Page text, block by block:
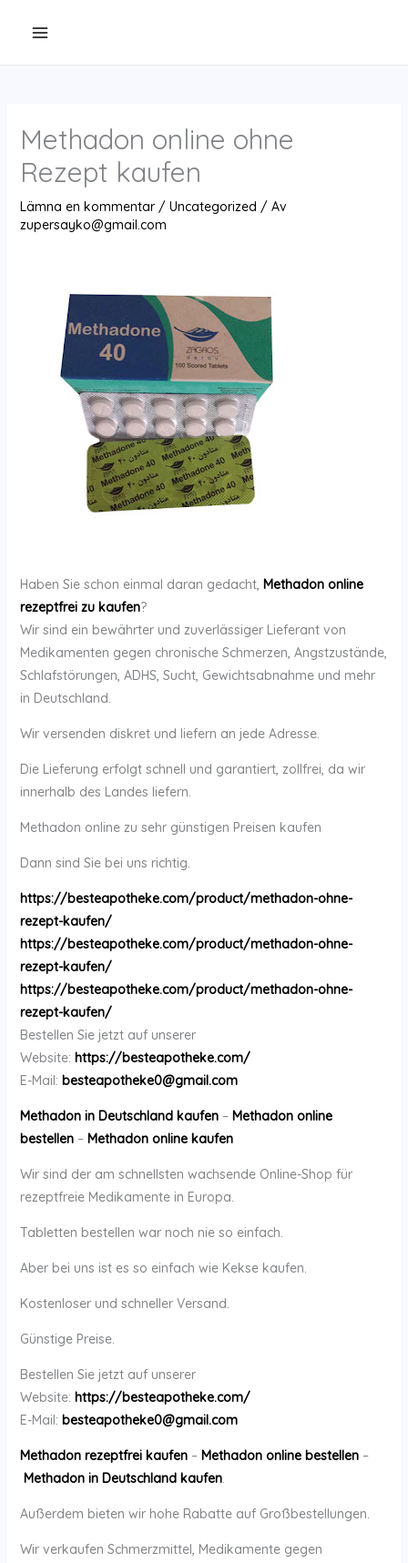
Methadon online ohne
Rezept kaufen
Lämna en kommentar / Uncategorized / Av
zupersayko@gmail.com
Haben Sie schon einmal daran gedacht, Methadon online
rezeptfrei zu kaufen?
Wir sind ein bewährter und zuverlässiger Lieferant von
Medikamenten gegen chronische Schmerzen, Angstzustände,
Schlafstörungen, ADHS, Sucht, Gewichtsabnahme und mehr
in Deutschland.
Wir versenden diskret und liefern an jede Adresse.
Die Lieferung erfolgt schnell und garantiert, zollfrei, da wir
innerhalb des Landes liefern.
Methadon online zu sehr günstigen Preisen kaufen
Dann sind Sie bei uns richtig.
https://besteapotheke.com/product/methadon-ohne-
rezept-kaufen/
https://besteapotheke.com/product/methadon-ohne-
rezept-kaufen/
https://besteapotheke.com/product/methadon-ohne-
rezept-kaufen/
Bestellen Sie jetzt auf unserer
Website: https://besteapotheke.com/
E-Mail: besteapotheke0@gmail.com
Methadon in Deutschland kaufen– Methadon online
bestellen– Methadon online kaufen
Wir sind der am schnellsten wachsende Online-Shop für
rezeptfreie Medikamente in Europa.
Tabletten bestellen war noch nie so einfach.
Aber bei uns ist es so einfach wie Kekse kaufen.
Kostenloser und schneller Versand.
Günstige Preise.
Bestellen Sie jetzt auf unserer
Website: https://besteapotheke.com/
E-Mail: besteapotheke0@gmail.com
Methadon rezeptfrei kaufen– Methadon online bestellen–
Methadon in Deutschland kaufen.
Außerdem bieten wir hohe Rabatte auf Großbestellungen.
Wir verkaufen Schmerzmittel, Medikamente gegen